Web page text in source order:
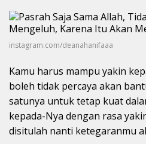
instagram.com/deanahanifaaa
Kamu harus mampu yakin
boleh tidak percaya akan
satunya untuk tetap kuat
kepada-Nya dengan rasa
disitulah nanti ketegaranmu